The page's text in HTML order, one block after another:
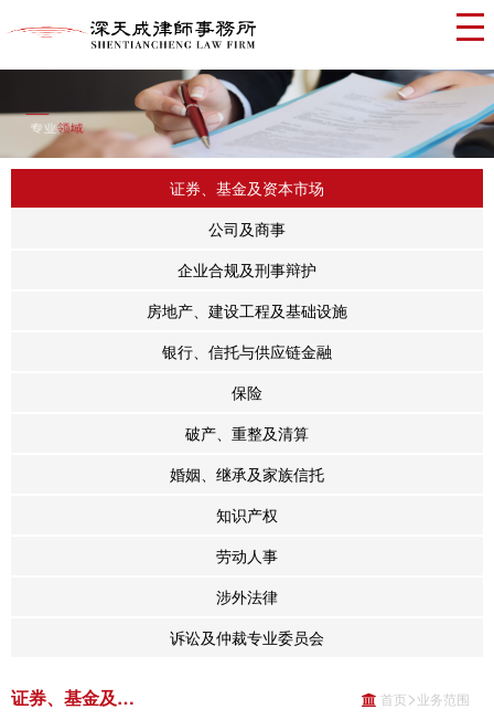
证券、基金及资本市场
公司及商事
企业合规及刑事辩护
房地产、建设工程及基础设施
银行、信托与供应链金融
保险
破产、重整及清算
婚姻、继承及家族信托
知识产权
劳动人事
涉外法律
诉讼及仲裁专业委员会
证券、基金及资本市场 首页>业务范围